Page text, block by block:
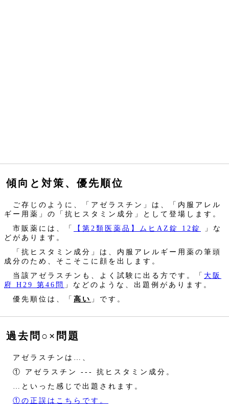
傾向と対策、優先順位
ご存じのように、「アゼラスチン」は、「内服アレル
ギー用薬」の「抗ヒスタミン成分」として登場します。
市販薬には、「
【第2類医薬品】ムヒAZ錠 12錠
」な
どがあります。
「抗ヒスタミン成分」は、内服アレルギー用薬の筆頭
成分のため、そこそこに顔を出します。
当該アゼラスチンも、よく試験に出る方です。「 大阪
府 H29 第46問
」などのような、出題例があります。
優先順位は、「 高い 」です。
過去問○×問題
アゼラスチンは…、
① アゼラスチン --- 抗ヒスタミン成分。
…といった感じで出題されます。
①の正誤はこちらです。